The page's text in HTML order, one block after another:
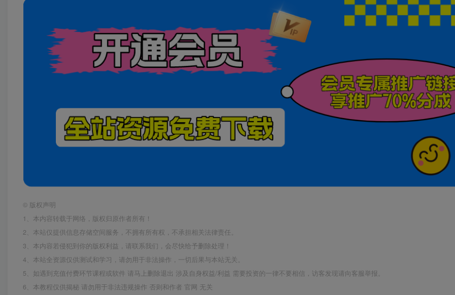
© 版权声明
1、本内容转载于网络，版权归原作者所有！
2、本站仅提供信息存储空间服务，不拥有所有权，不承担相关法律责任。
3、本内容若侵犯到你的版权利益，请联系我们，会尽快给予删除处理！
4、本站全资源仅供测试和学习，请勿用于非法操作，一切后果与本站无关。
5、如遇到充值付费环节课程或软件 请马上删除退出 涉及自身权益/利益 需要投资的一律不要相信，访客发现请向客服举报。
6、本教程仅供揭秘 请勿用于非法违规操作 否则和作者 官网 无关